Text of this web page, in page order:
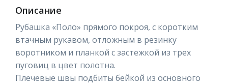
Описание
Рубашка «Поло» прямого покроя, с коротким
втачным рукавом, отложным в резинку
воротником и планкой с застежкой из трех
пуговиц в цвет полотна.
Плечевые швы подбиты бейкой из основного